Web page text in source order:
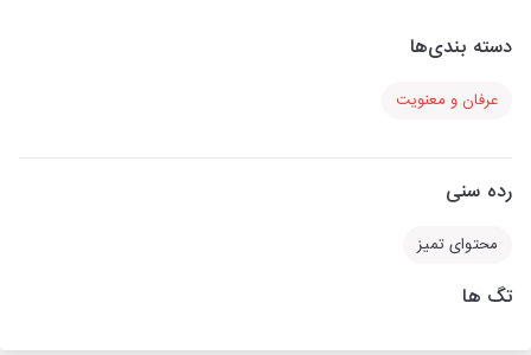
دسته بندی‌ها
عرفان و معنویت
رده سنی
محتوای تمیز
تگ ها